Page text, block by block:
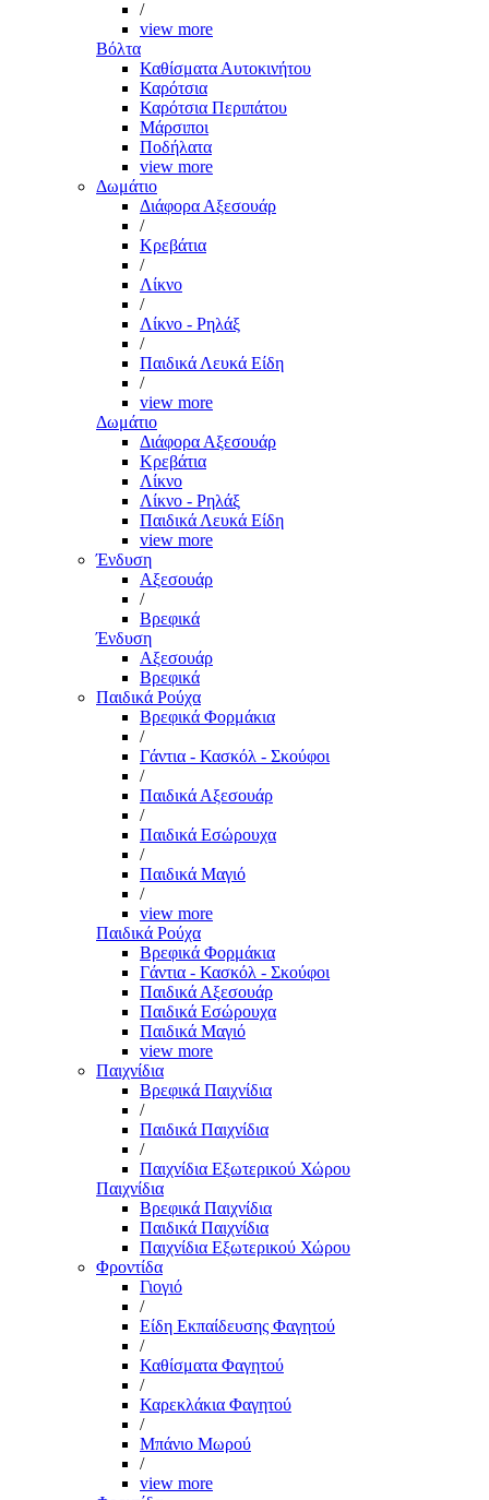
/
view more
Βόλτα
Καθίσματα Αυτοκινήτου
Καρότσια
Καρότσια Περιπάτου
Μάρσιποι
Ποδήλατα
view more
Δωμάτιο
Διάφορα Αξεσουάρ
/
Κρεβάτια
/
Λίκνο
/
Λίκνο - Ρηλάξ
/
Παιδικά Λευκά Είδη
/
view more
Δωμάτιο
Διάφορα Αξεσουάρ
Κρεβάτια
Λίκνο
Λίκνο - Ρηλάξ
Παιδικά Λευκά Είδη
view more
Ένδυση
Αξεσουάρ
/
Βρεφικά
Ένδυση
Αξεσουάρ
Βρεφικά
Παιδικά Ρούχα
Βρεφικά Φορμάκια
/
Γάντια - Κασκόλ - Σκούφοι
/
Παιδικά Αξεσουάρ
/
Παιδικά Εσώρουχα
/
Παιδικά Μαγιό
/
view more
Παιδικά Ρούχα
Βρεφικά Φορμάκια
Γάντια - Κασκόλ - Σκούφοι
Παιδικά Αξεσουάρ
Παιδικά Εσώρουχα
Παιδικά Μαγιό
view more
Παιχνίδια
Βρεφικά Παιχνίδια
/
Παιδικά Παιχνίδια
/
Παιχνίδια Εξωτερικού Χώρου
Παιχνίδια
Βρεφικά Παιχνίδια
Παιδικά Παιχνίδια
Παιχνίδια Εξωτερικού Χώρου
Φροντίδα
Γιογιό
/
Είδη Εκπαίδευσης Φαγητού
/
Καθίσματα Φαγητού
/
Καρεκλάκια Φαγητού
/
Μπάνιο Μωρού
/
view more